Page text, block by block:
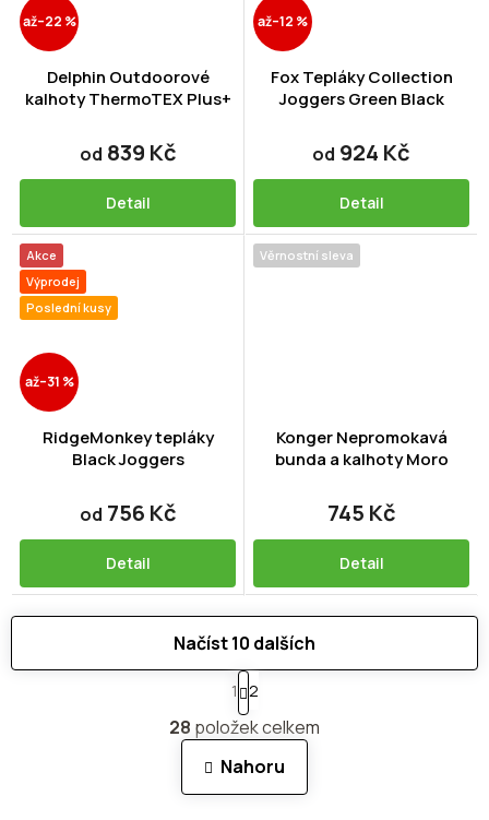
až–22 %
Delphin Outdoorové
kalhoty ThermoTEX Plus+
od 839 Kč
Detail
až–12 %
Fox Tepláky Collection
Joggers Green Black
od 924 Kč
Detail
Akce
Výprodej
Poslední kusy
až–31 %
RidgeMonkey tepláky
Black Joggers
od 756 Kč
Detail
Věrnostní sleva
Konger Nepromokavá
bunda a kalhoty Moro
745 Kč
Detail
O
v
l
á
d
Načíst 10 dalších
S
t
r
á
k
o
1 2
28 položek celkem
Nahoru